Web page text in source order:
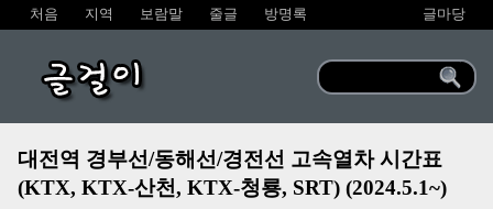
처음 지역 보람말 줄글 방명록 글마당
글걸이
대전역 경부선/동해선/경전선 고속열차 시간표
(KTX, KTX-산천, KTX-청룡, SRT) (2024.5.1~)